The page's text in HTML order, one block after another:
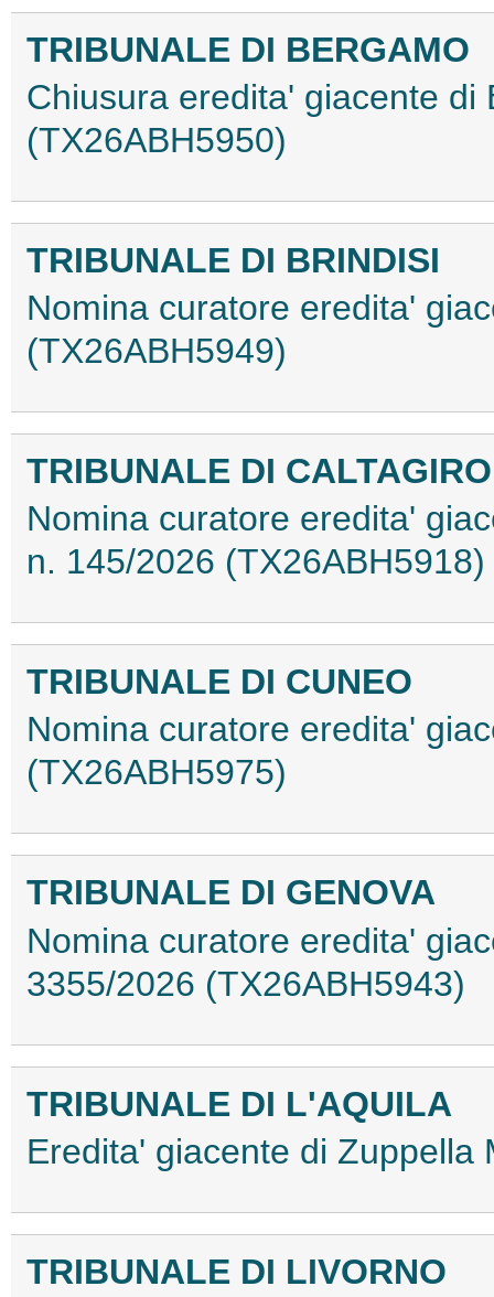
TRIBUNALE DI BERGAMO
Chiusura eredita' giacente di
(TX26ABH5950)
TRIBUNALE DI BRINDISI
Nomina curatore eredita'
(TX26ABH5949)
TRIBUNALE DI
Nomina curatore eredita'
n. 145/2026 (TX26ABH5918)
TRIBUNALE DI CUNEO
Nomina curatore eredita'
(TX26ABH5975)
TRIBUNALE DI GENOVA
Nomina curatore eredita'
3355/2026 (TX26ABH5943)
TRIBUNALE DI L'AQUILA
Eredita' giacente di Zuppella
TRIBUNALE DI LIVORNO